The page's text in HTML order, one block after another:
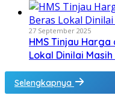
27 September 2025
HMS Tinjau
Lokal Dinilai
Selengkapnya